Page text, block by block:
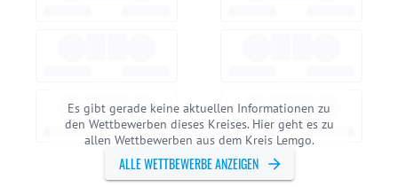
Es gibt gerade keine aktuellen Informationen zu
den Wettbewerben dieses Kreises. Hier geht es zu
allen Wettbewerben aus dem Kreis Lemgo.
ALLE WETTBEWERBE ANZEIGEN